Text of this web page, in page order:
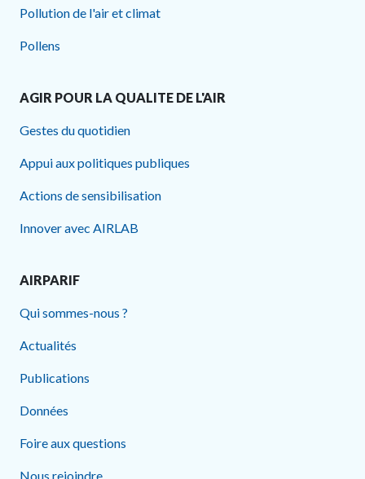
Pollution de l'air et climat
Pollens
AGIR POUR LA QUALITE DE L'AIR
Gestes du quotidien
Appui aux politiques publiques
Actions de sensibilisation
Innover avec AIRLAB
AIRPARIF
Qui sommes-nous ?
Actualités
Publications
Données
Foire aux questions
Nous rejoindre